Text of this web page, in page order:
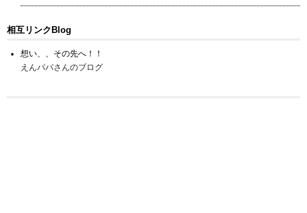
相互リンクBlog
想い、、その先へ！！
えんパパさんのブログ